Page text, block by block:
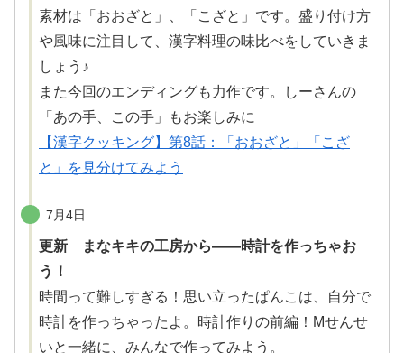
素材は「おおざと」、「こざと」です。 盛 り 付け方
や風味に注目 して、 漢字料理の味比べをしていきま
しょう♪
また今回のエンディングも力作です。しーさんの
「あの手 、この手」もお楽 しみに
【漢字クッキング】第8話：「おおざと」「こざ
と」を見分けてみよう
7月4日
更新 まなキキの工房から――時計を作っちゃお
う！
時間 って難しすぎる！ 思い立ったぱんこは、 自分で
時計を作っちゃったよ。 時計作りの前編 ！Mせんせ
いと一緒に、みんなで作ってみよう。